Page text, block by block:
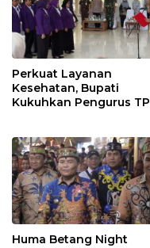
Perkuat Layanan
Kesehatan, Bupati
Kukuhkan Pengurus TP
Huma Betang Night